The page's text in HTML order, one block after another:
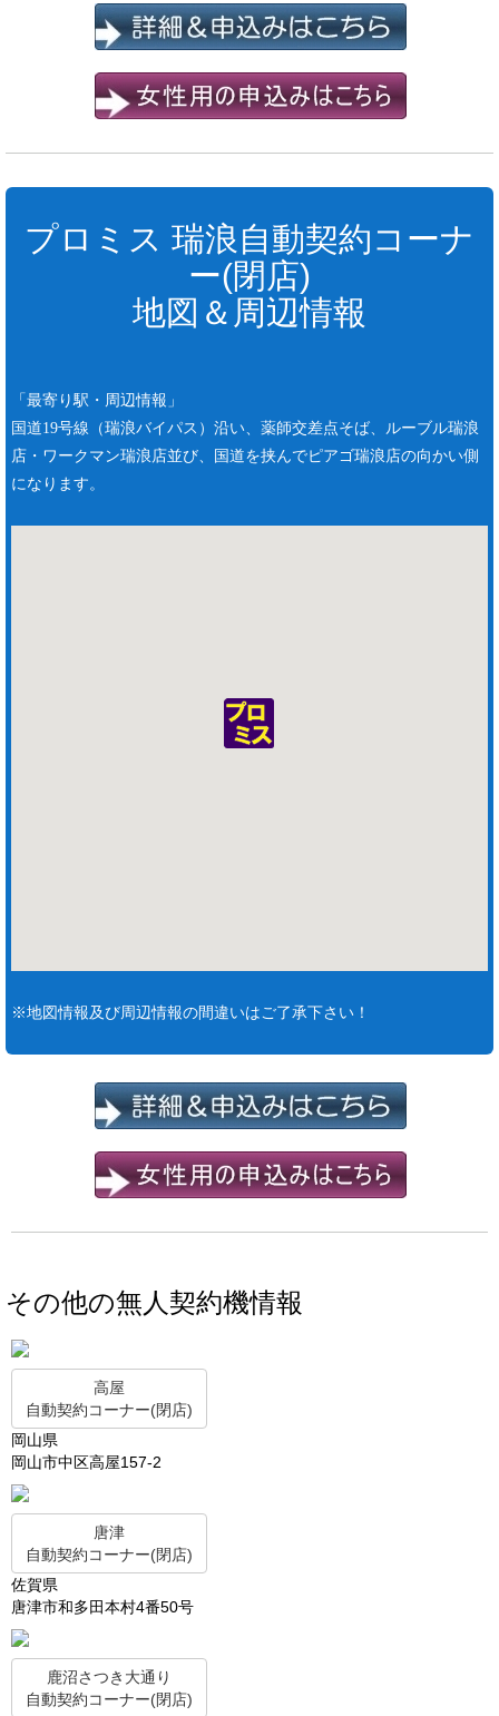
プロミス 瑞浪自動契約コーナ
ー(閉店)
地図＆周辺情報
「最寄り駅・周辺情報」
国道19号線（瑞浪バイパス）沿い、薬師交差点そば、ルーブル瑞浪
店・ワークマン瑞浪店並び、国道を挟んでピアゴ瑞浪店の向かい側
になります。
※地図情報及び周辺情報の間違いはご了承下さい！
その他の無人契約機情報
高屋
自動契約コーナー(閉店)
岡山県
岡山市中区高屋157-2
唐津
自動契約コーナー(閉店)
佐賀県
唐津市和多田本村4番50号
鹿沼さつき大通り
自動契約コーナー(閉店)